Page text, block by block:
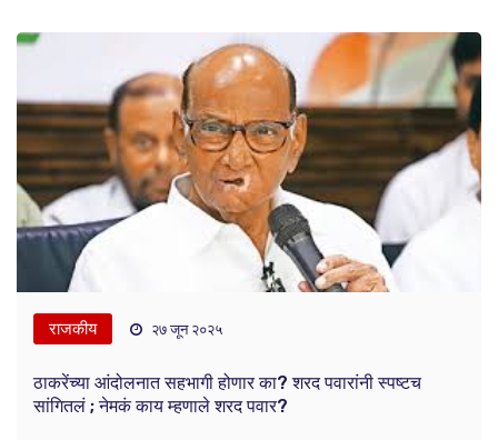
राजकीय २७ जून २०२५
ठाकरेंच्या आंदोलनात सहभागी होणार का? शरद पवारांनी स्पष्टच
सांगितलं ; नेमकं काय म्हणाले शरद पवार?